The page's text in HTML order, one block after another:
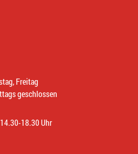
Freitag
geschlossen
18.30 Uhr